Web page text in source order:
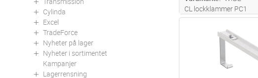
Cylinda
Excel
TradeForce
Nyheter på lager
Nyheter i sortimentet
Kampanjer
Lagerrensning
CL lockklammer PC1
ST